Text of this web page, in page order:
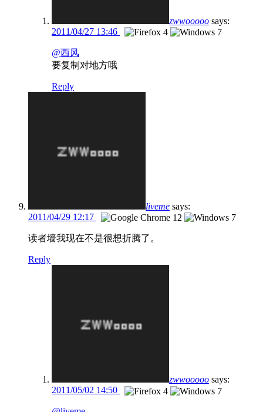
zwwooooo says:
2011/04/27 13:46
@西风
要复制对地方哦
Reply
liveme says:
2011/04/29 12:17
读者墙我现在不是很想折腾了。
Reply
zwwooooo says:
2011/05/02 14:50